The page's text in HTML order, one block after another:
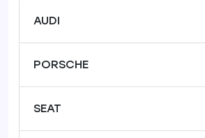
AUDI
PORSCHE
SEAT